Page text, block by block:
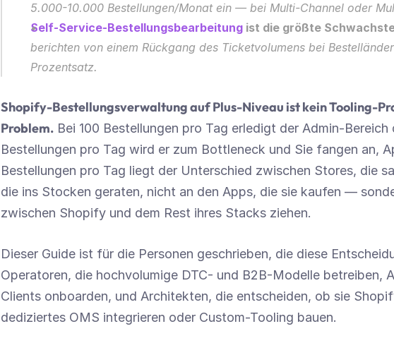
5.000-10.000 Bestellungen/Monat ein — bei Multi-Channel oder
Self-Service-Bestellungsbearbeitung ist die größte
berichten von einem Rückgang des Ticketvolumens bei
Prozentsatz.
Shopify-Bestellungsverwaltung auf Plus-Niveau ist kein Tooling-
Problem. Bei 100 Bestellungen pro Tag erledigt der Admin-Bereich
Bestellungen pro Tag wird er zum Bottleneck und Sie fangen an,
Bestellungen pro Tag liegt der Unterschied zwischen Stores, die
die ins Stocken geraten, nicht an den Apps, die sie kaufen —
zwischen Shopify und dem Rest ihres Stacks ziehen.
Dieser Guide ist für die Personen geschrieben, die diese
Operatoren, die hochvolumige DTC- und B2B-Modelle betreiben,
Clients onboarden, und Architekten, die entscheiden, ob sie
dediziertes OMS integrieren oder Custom-Tooling bauen.